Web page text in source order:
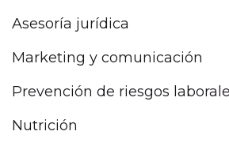
Asesoría jurídica
Marketing y comunicación
Prevención de riesgos
Nutrición